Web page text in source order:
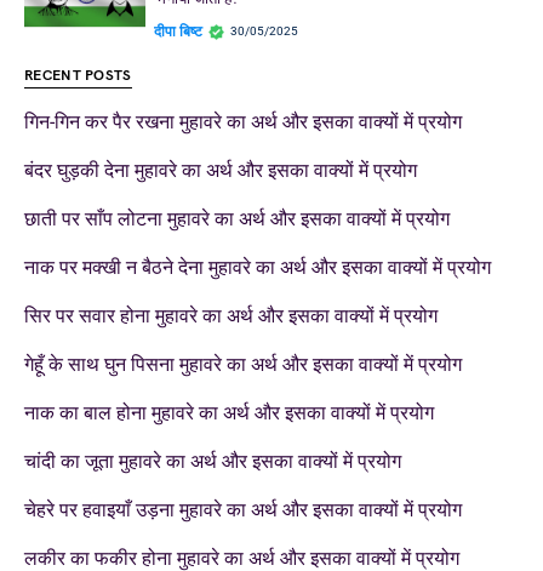
दीपा बिष्ट 30/05/2025
RECENT POSTS
गिन-गिन कर पैर रखना मुहावरे का अर्थ और इसका वाक्यों में प्रयोग
बंदर घुड़की देना मुहावरे का अर्थ और इसका वाक्यों में प्रयोग
छाती पर साँप लोटना मुहावरे का अर्थ और इसका वाक्यों में प्रयोग
नाक पर मक्खी न बैठने देना मुहावरे का अर्थ और इसका वाक्यों में प्रयोग
सिर पर सवार होना मुहावरे का अर्थ और इसका वाक्यों में प्रयोग
गेहूँ के साथ घुन पिसना मुहावरे का अर्थ और इसका वाक्यों में प्रयोग
नाक का बाल होना मुहावरे का अर्थ और इसका वाक्यों में प्रयोग
चांदी का जूता मुहावरे का अर्थ और इसका वाक्यों में प्रयोग
चेहरे पर हवाइयाँ उड़ना मुहावरे का अर्थ और इसका वाक्यों में प्रयोग
लकीर का फकीर होना मुहावरे का अर्थ और इसका वाक्यों में प्रयोग